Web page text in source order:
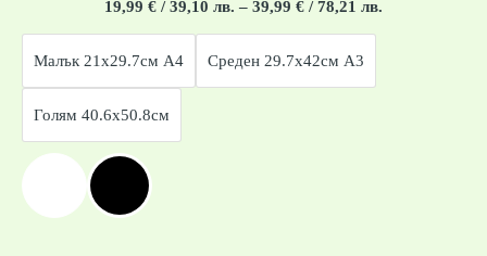
Оценено
0
5
19,99 € / 39,10 лв. – 39,99 € / 78,21 лв.
Малък 21x29.7см А4 Среден 29.7x42см А3
Голям 40.6x50.8см